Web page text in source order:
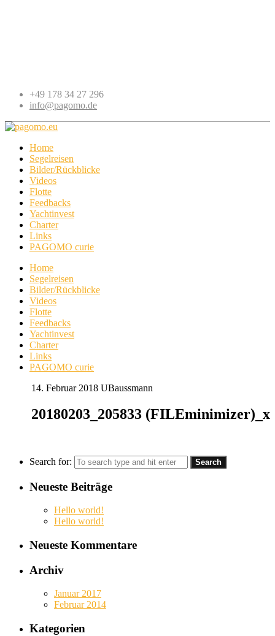
+49 178 34 27 296
info@pagomo.de
Home
Segelreisen
Bilder/Rückblicke
Videos
Flotte
Feedbacks
Yachtinvest
Charter
Links
PAGOMO curie
Home
Segelreisen
Bilder/Rückblicke
Videos
Flotte
Feedbacks
Yachtinvest
Charter
Links
PAGOMO curie
14. Februar 2018 UBaussmann
20180203_205833 (FILEminimizer)_x
Search for:
Neueste Beiträge
Hello world!
Hello world!
Neueste Kommentare
Archiv
Januar 2017
Februar 2014
Kategorien